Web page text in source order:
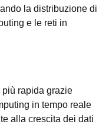
la distribuzione di
e le reti in
rapida grazie
in tempo reale
alla crescita dei dati